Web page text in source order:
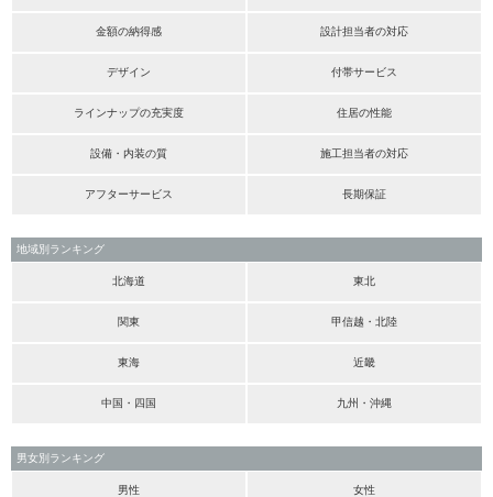
金額の納得感 設計担当者の対応
デザイン 付帯サービス
ラインナップの充実度 住居の性能
設備・内装の質 施工担当者の対応
アフターサービス 長期保証
地域別ランキング
北海道 東北
関東 甲信越・北陸
東海 近畿
中国・四国 九州・沖縄
男女別ランキング
男性 女性